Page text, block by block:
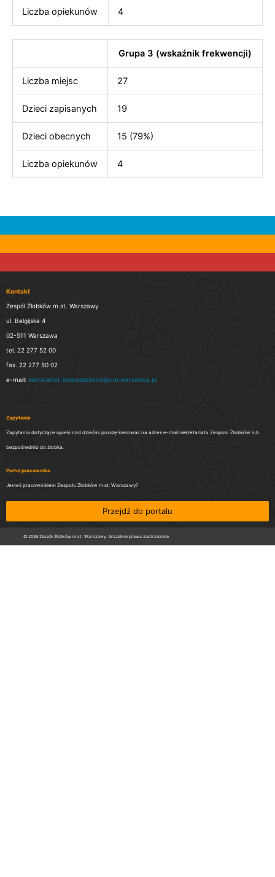
Liczba opiekunów 4
Grupa 3 (wskaźnik frekwencji)
Liczba miejsc 27
Dzieci zapisanych 19
Dzieci obecnych 15 (79%)
Liczba opiekunów 4
Kontakt
Zespół Żłobków m.st. Warszawy
ul. Belgijska 4
02-511 Warszawa
tel. 22 277 52 00
fax. 22 277 50 02
e-mail: sekretariat.zespolzlobkow@um.warszawa.pl
Zapytania
Zapytania dotyczące opieki nad dziećmi proszę kierować na adres e-mail sekretariatu Zespołu Żłobków lub
bezpośrednio do żłobka.
Portal pracownika
Jesteś pracownikiem Zespołu Żłobków m.st. Warszawy?
Przejdź do portalu
© 2026 Zespół Żłobków m.st. Warszawy. Wszelkie prawa zastrzeżone